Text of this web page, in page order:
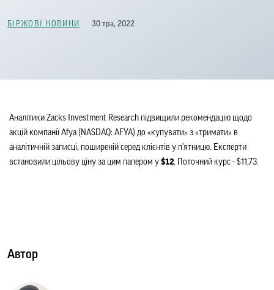
БІРЖОВІ НОВИНИ 30 тра, 2022
Аналітики Zacks Investment Research підвищили рекомендацію щодо
акцій компанії Afya (NASDAQ: AFYA) до «купувати» з «тримати» в
аналітичній записці, поширеній серед клієнтів у п'ятницю. Експерти
встановили цільову ціну за цим папером у $12. Поточний курс - $11,73.
Автор